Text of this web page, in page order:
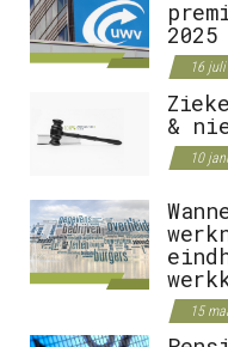
2025
16
&
10
15